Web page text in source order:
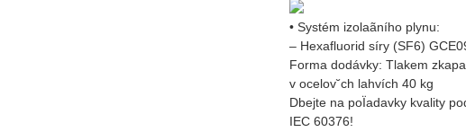
• Systém izolaãního plynu:
– Hexafluorid síry (SF6)
Forma dodávky: Tlakem
v ocelov˘ch lahvích 40 kg
Dbejte na poÏadavky kvality
IEC 60376!